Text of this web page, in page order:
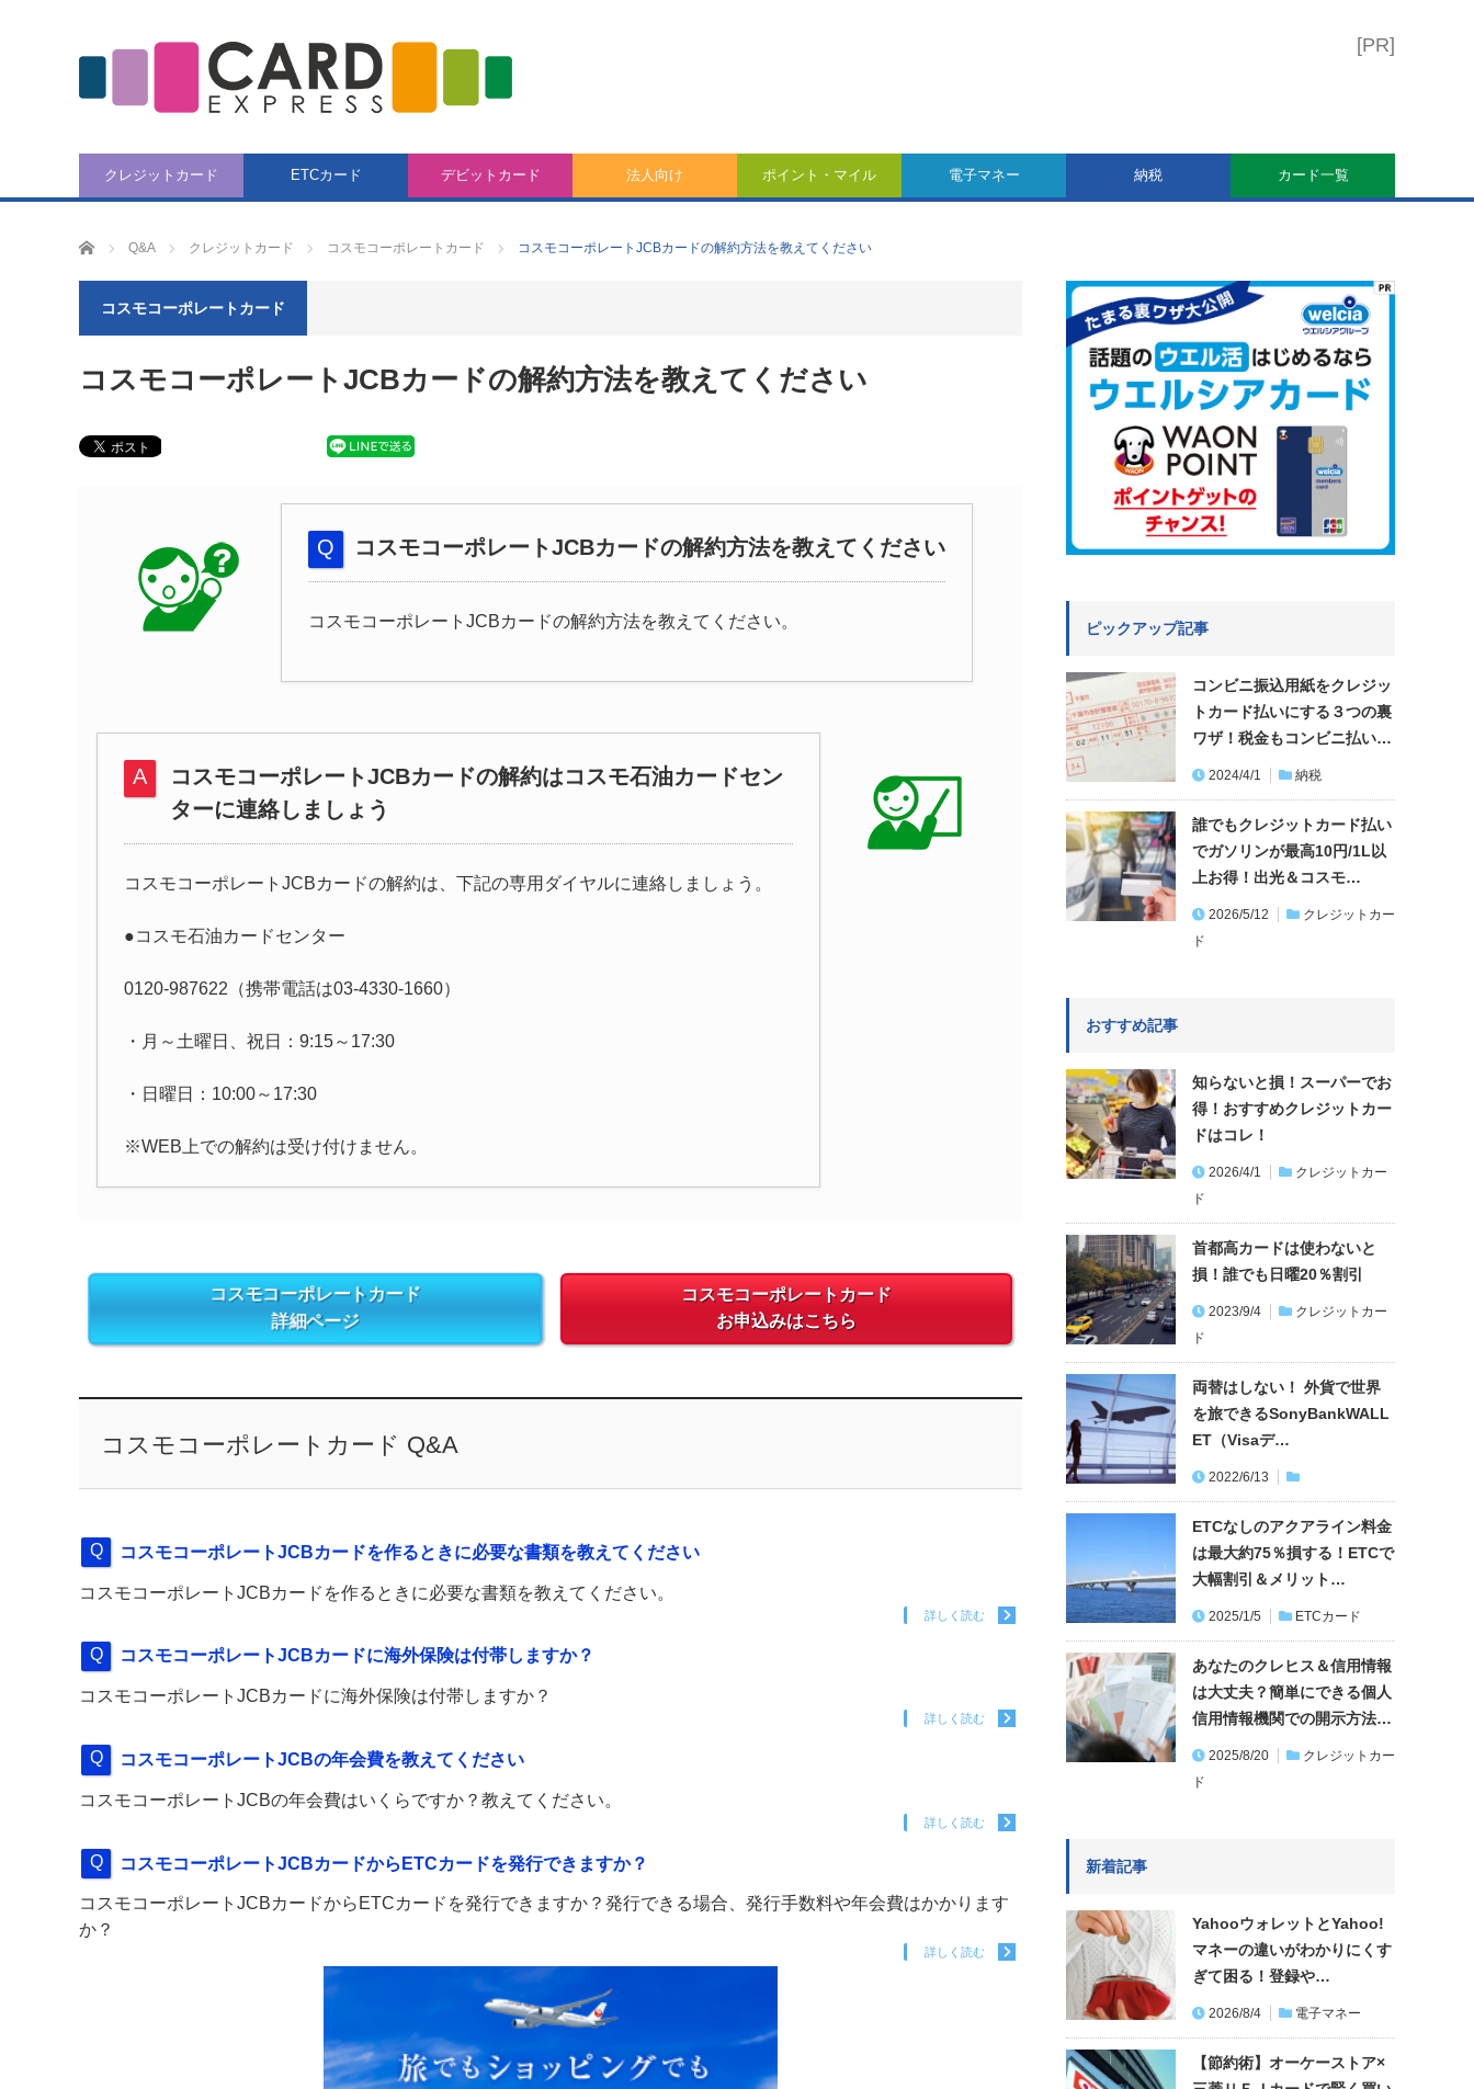
クレジットカード ETCカード デビットカード 法人向け ポイント・マイル 電子マネー 納税 カード一覧
CARD EXPRESS
Q&A クレジットカード コスモコーポレートカード コスモコーポレートJCBカードの解約方法を教えてください
コスモコーポレートカード
コスモコーポレートJCBカードの解約方法を教えてください
コスモコーポレートJCBカードの解約方法を教えてください
コスモコーポレートJCBカードの解約方法を教えてください。
コスモコーポレートJCBカードの解約はコスモ石油カードセン
ターに連絡しましょう
コスモコーポレートJCBカードの解約は、下記の専用ダイヤルに連絡しましょう。
●コスモ石油カードセンター
0120-987622（携帯電話は03-4330-1660）
・月～土曜日、祝日：9:15～17:30
・日曜日：10:00～17:30
※WEB上での解約は受け付けません。
コスモコーポレートカード
詳細ページ
コスモコーポレートカード
お申込みはこちら
コスモコーポレートカード Q&A
コスモコーポレートJCBカードを作るときに必要な書類を教えてください
コスモコーポレートJCBカードを作るときに必要な書類を教えてください。
詳しく読む
コスモコーポレートJCBカードに海外保険は付帯しますか？
コスモコーポレートJCBカードに海外保険は付帯しますか？
詳しく読む
コスモコーポレートJCBの年会費を教えてください
コスモコーポレートJCBの年会費はいくらですか？教えてください。
詳しく読む
コスモコーポレートJCBカードからETCカードを発行できますか？
コスモコーポレートJCBカードからETCカードを発行できますか？発行できる場合、発行手数料や年会費はかかります
か？
詳しく読む
ピックアップ記事
コンビニ振込用紙をクレジッ
トカード払いにする３つの裏
ワザ！税金もコンビニ払い…
2024/4/1 納税
誰でもクレジットカード払い
でガソリンが最高10円/1L以
上お得！出光＆コスモ…
2026/5/12
クレジットカー
ド
おすすめ記事
知らないと損！スーパーでお
得！おすすめクレジットカー
ドはコレ！
2026/4/1
クレジットカー
ド
首都高カードは使わないと
損！誰でも日曜20％割引
2023/9/4
クレジットカー
ド
両替はしない！ 外貨で世界
を旅できるSonyBankWALL
ET（Visaデ…
2022/6/13
ETCなしのアクアライン料金
は最大約75％損する！ETCで
大幅割引＆メリット…
2025/1/5 ETCカード
あなたのクレヒス＆信用情報
は大丈夫？簡単にできる個人
信用情報機関での開示方法…
2025/8/20
クレジットカー
ド
新着記事
YahooウォレットとYahoo!
マネーの違いがわかりにくす
ぎて困る！登録や…
2026/8/4 電子マネー
【節約術】オーケーストア×